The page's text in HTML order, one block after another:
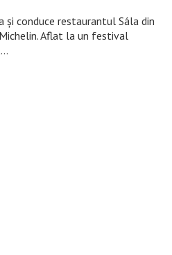
și conduce restaurantul Sála din
Aflat la un festival